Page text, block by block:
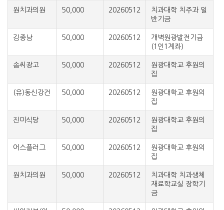
원치과의원 50,000 20260512
치과대학 치주과 일
반기금
김종남 50,000 20260512
개벽원광발전기금
(1인1계좌)
솜씨광고 50,000 20260512
원광대학교 후원의
집
(유)동신강건 50,000 20260512
원광대학교 후원의
집
진미식당 50,000 20260512
원광대학교 후원의
집
어스플러그 50,000 20260512
원광대학교 후원의
집
원치과의원 50,000 20260512
치과대학 치과생체
재료학교실 장학기
금